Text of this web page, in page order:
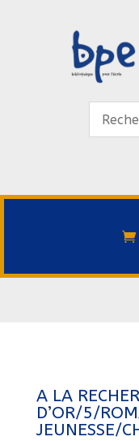
A LA
D’OR/5/
JEUNESSE/